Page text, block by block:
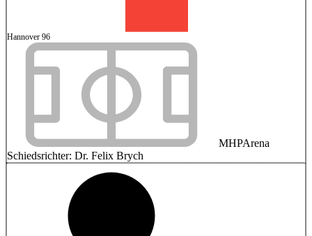
Hannover 96
MHPArena
Schiedsrichter: Dr. Felix Brych